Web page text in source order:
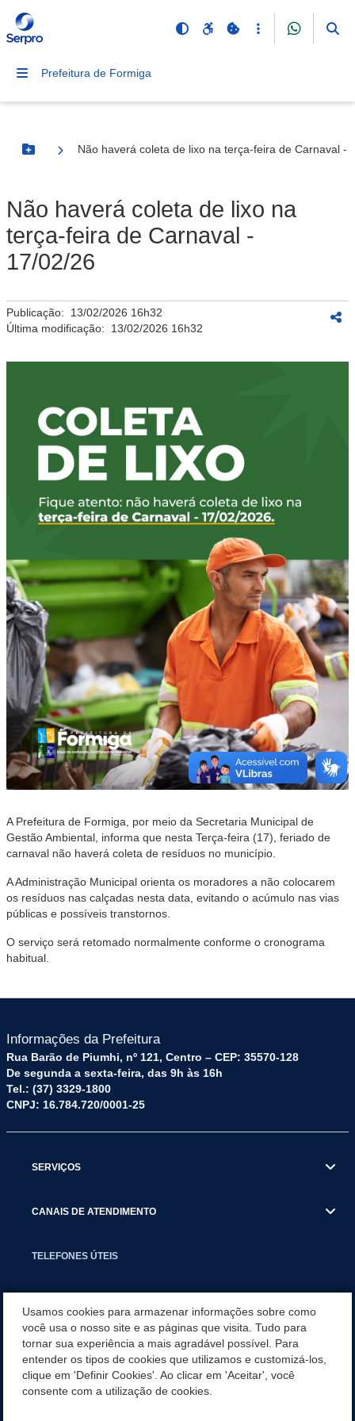
Prefeitura de Formiga
Botão Menu
Não haverá coleta de lixo na terça-feira de Carnaval -
Não haverá coleta de lixo na
terça-feira de Carnaval -
17/02/26
Publicação: 13/02/2026 16h32
Última modificação: 13/02/2026 16h32
A Prefeitura de Formiga, por meio da Secretaria Municipal de
Gestão Ambiental, informa que nesta Terça-feira (17), feriado de
carnaval não haverá coleta de resíduos no município.
A Administração Municipal orienta os moradores a não colocarem
os resíduos nas calçadas nesta data, evitando o acúmulo nas vias
públicas e possíveis transtornos.
O serviço será retomado normalmente conforme o cronograma
habitual.
Informações da Prefeitura
Rua Barão de Piumhi, nº 121, Centro – CEP: 35570-128
De segunda a sexta-feira, das 9h às 16h
Tel.: (37) 3329-1800
CNPJ: 16.784.720/0001-25
SERVIÇOS
CANAIS DE ATENDIMENTO
TELEFONES ÚTEIS
NOTÍCIAS
APLICATIVO
Usamos cookies para armazenar informações sobre como
você usa o nosso site e as páginas que visita. Tudo para
tornar sua experiência a mais agradável possível. Para
entender os tipos de cookies que utilizamos e customizá-los,
clique em 'Definir Cookies'. Ao clicar em 'Aceitar', você
consente com a utilização de cookies.